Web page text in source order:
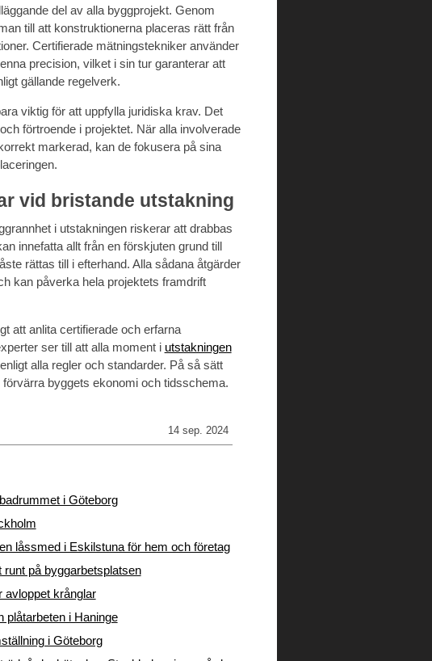
del av alla byggprojekt. Genom
till att konstruktionerna placeras rätt från
Certifierade mätningstekniker använder
precision, vilket i sin tur garanterar att
gällande regelverk.
viktig för att uppfylla juridiska krav. Det
förtroende i projektet. När alla involverade
markerad, kan de fokusera på sina
vid bristande utstakning
i utstakningen riskerar att drabbas
innefatta allt från en förskjuten grund till
rättas till i efterhand. Alla sådana åtgärder
kan påverka hela projektets framdrift
att anlita certifierade och erfarna
ser till att alla moment i utstakningen
alla regler och standarder. På så sätt
byggets ekonomi och tidsschema.
14 sep. 2024
i Göteborg
låssmed i Eskilstuna för hem och företag
på byggarbetsplatsen
avloppet krånglar
plåtarbeten i Haninge
i Göteborg